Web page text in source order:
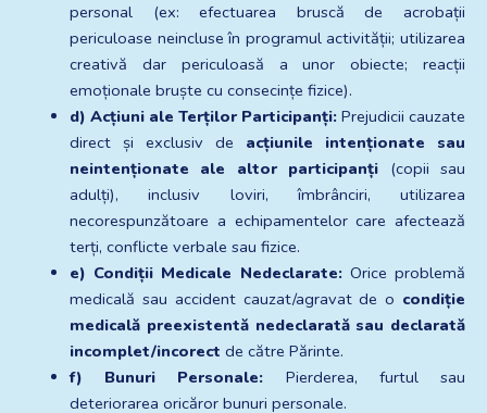
personal (ex: efectuarea bruscă de acrobații
periculoase neincluse în programul activității; utilizarea
creativă dar periculoasă a unor obiecte; reacții
emoționale bruște cu consecințe fizice).
d) Acțiuni ale Terților Participanți: Prejudicii cauzate
direct și exclusiv de acțiunile intenționate sau
neintenționate ale altor participanți (copii sau
adulți), inclusiv loviri, îmbrânciri, utilizarea
necorespunzătoare a echipamentelor care afectează
terți, conflicte verbale sau fizice.
e) Condiții Medicale Nedeclarate: Orice problemă
medicală sau accident cauzat/agravat de o condiție
medicală preexistentă nedeclarată sau declarată
incomplet/incorect de către Părinte.
f) Bunuri Personale: Pierderea, furtul sau
deteriorarea oricăror bunuri personale.